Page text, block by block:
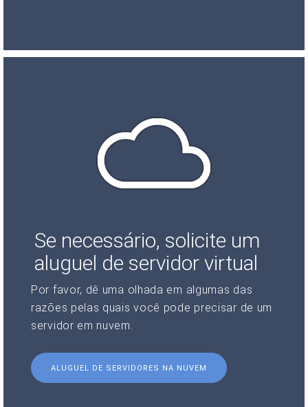
Se necessário, solicite um
aluguel de servidor virtual
Por favor, dê uma olhada em algumas das
razões pelas quais você pode precisar de um
servidor em nuvem.
ALUGUEL DE SERVIDORES NA NUVEM